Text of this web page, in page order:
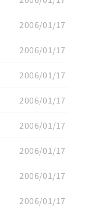
2006/01/17
2006/01/17
2006/01/17
2006/01/17
2006/01/17
2006/01/17
2006/01/17
2006/01/17